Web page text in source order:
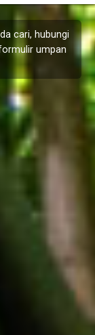
cari, hubungi
umpan